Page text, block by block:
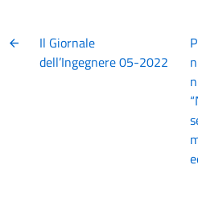
Il Giornale
dell’Ingegnere 05-2022